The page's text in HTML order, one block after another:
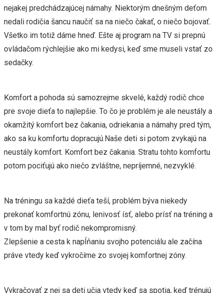
nejakej predchádzajúcej námahy. Niektorým dnešným deťom
nedali rodičia šancu naučiť sa na niečo čakať, o niečo bojovať.
Všetko im totiž dáme hneď. Ešte aj program na TV si prepnú
ovládačom rýchlejšie ako mi kedysi, keď sme museli vstať zo
sedačky.
Komfort a pohoda sú samozrejme skvelé, každý rodič chce
pre svoje dieťa to najlepšie. To čo je problém je ale neustály a
okamžitý komfort bez čakania, odriekania a námahy pred tým,
ako sa ku komfortu dopracujú.Naše deti si potom zvykajú na
neustály komfort. Komfort bez čakania. Stratu tohto komfortu
potom pociťujú ako niečo zvláštne, nepríjemné, nezvyklé.
Na tréningu sa každé dieťa teší, problém býva niekedy
prekonať komfortnú zónu, lenivosť ísť, alebo prísť na tréning a
v tom by mal byť rodič nekompromisný.
Zlepšenie a cesta k napĺňaniu svojho potenciálu ale začína
práve vtedy keď vykročíme zo svojej komfortnej zóny.
Vykračovať z nej sa deti učia vtedy keď sa spotia, keď trénujú